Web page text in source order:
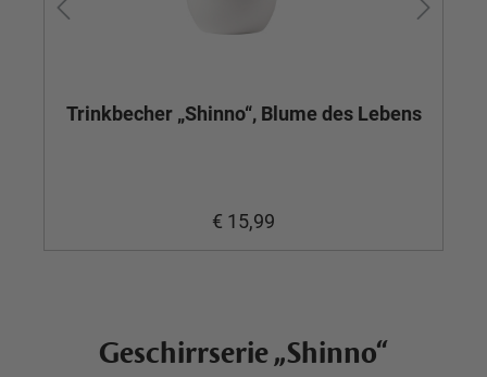
Trinkbecher „Shinno“, Blume des Lebens
€ 15,99
Geschirrserie „Shinno“